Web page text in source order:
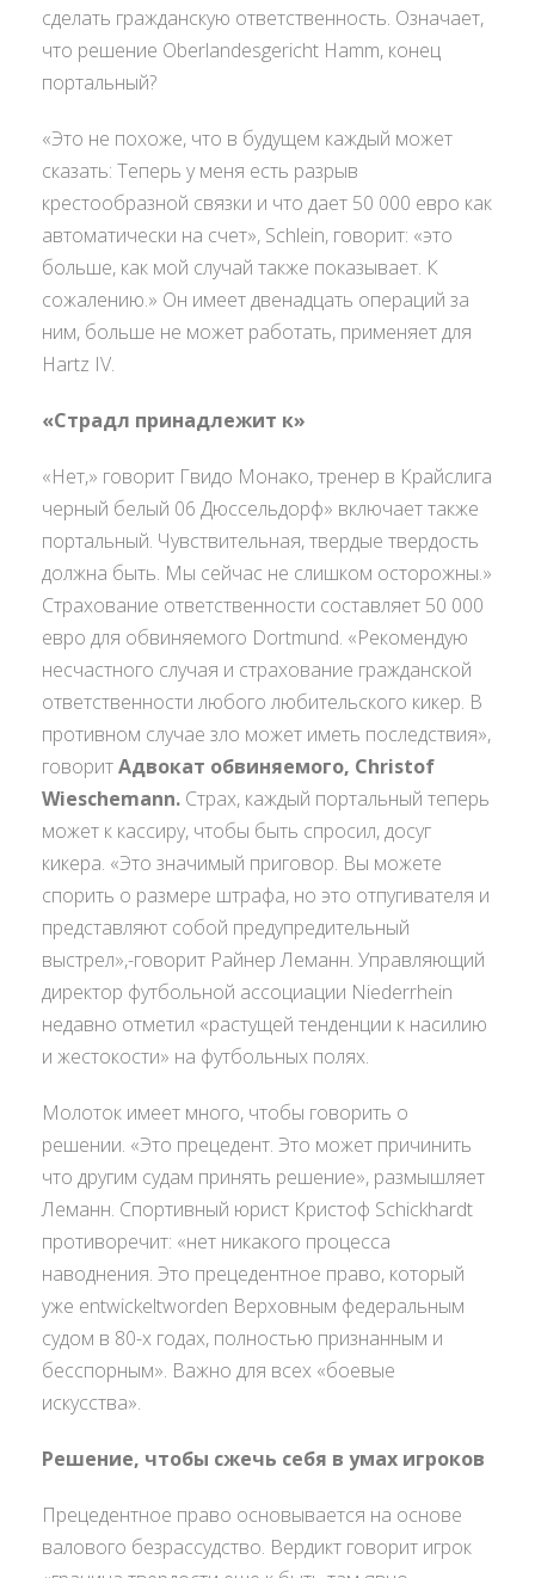
сделать гражданскую ответственность. Означает,
что решение Oberlandesgericht Hamm, конец
портальный?
«Это не похоже, что в будущем каждый может
сказать: Теперь у меня есть разрыв
крестообразной связки и что дает 50 000 евро как
автоматически на счет», Schlein, говорит: «это
больше, как мой случай также показывает. К
сожалению.» Он имеет двенадцать операций за
ним, больше не может работать, применяет для
Hartz IV.
«Страдл принадлежит к»
«Нет,» говорит Гвидо Монако, тренер в Крайслига
черный белый 06 Дюссельдорф» включает также
портальный. Чувствительная, твердые твердость
должна быть. Мы сейчас не слишком осторожны.»
Страхование ответственности составляет 50 000
евро для обвиняемого Dortmund. «Рекомендую
несчастного случая и страхование гражданской
ответственности любого любительского кикер. В
противном случае зло может иметь последствия»,
говоритАдвокат обвиняемого, Christof
Wieschemann. Страх, каждый портальный теперь
может к кассиру, чтобы быть спросил, досуг
кикера. «Это значимый приговор. Вы можете
спорить о размере штрафа, но это отпугивателя и
представляют собой предупредительный
выстрел»,-говорит Райнер Леманн. Управляющий
директор футбольной ассоциации Niederrhein
недавно отметил «растущей тенденции к насилию
и жестокости» на футбольных полях.
Молоток имеет много, чтобы говорить о
решении. «Это прецедент. Это может причинить
что другим судам принять решение», размышляет
Леманн. Спортивный юрист Кристоф Schickhardt
противоречит: «нет никакого процесса
наводнения. Это прецедентное право, который
уже entwickeltworden Верховным федеральным
судом в 80-х годах, полностью признанным и
бесспорным». Важно для всех «боевые
искусства».
Решение, чтобы сжечь себя в умах игроков
Прецедентное право основывается на основе
валового безрассудство. Вердикт говорит игрок